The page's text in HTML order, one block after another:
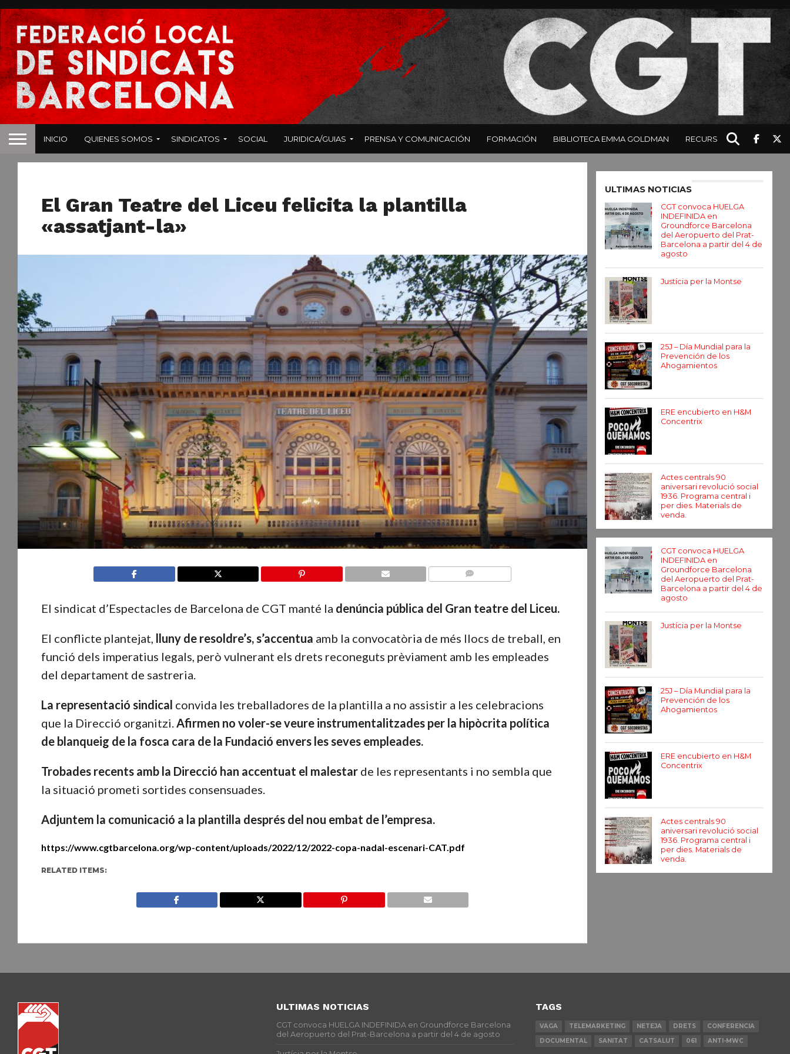
INICIO QUIENES SOMOS SINDICATOS SOCIAL JURIDICA/GUIAS PRENSA Y COMUNICACIÓN FORMACIÓN BIBLIOTECA EMMA GOLDMAN RECURSOS
El Gran Teatre del Liceu felicita la plantilla
«assatjant-la»
El sindicat d’Espectacles de Barcelona de CGT manté la denúncia pública del Gran teatre del Liceu.
El conflicte plantejat, lluny de resoldre’s, s’accentua amb la convocatòria de més llocs de treball, en
funció dels imperatius legals, però vulnerant els drets reconeguts prèviament amb les empleades
del departament de sastreria.
La representació sindical convida les treballadores de la plantilla a no assistir a les celebracions
que la Direcció organitzi.Afirmen no voler-se veure instrumentalitzades per la hipòcrita política
de blanqueig de la fosca cara de la Fundació envers les seves empleades.
Trobades recents amb la Direcció han accentuat el malestar de les representants i no sembla que
la situació prometi sortides consensuades.
Adjuntem la comunicació a la plantilla després del nou embat de l’empresa.
https://www.cgtbarcelona.org/wp-content/uploads/2022/12/2022-copa-nadal-escenari-CAT.pdf
RELATED ITEMS:
ULTIMAS NOTICIAS
CGT convoca HUELGA
INDEFINIDA en
Groundforce Barcelona
del Aeropuerto del Prat-
Barcelona a partir del 4 de
agosto
Justícia per la Montse
25J – Día Mundial para la
Prevención de los
Ahogamientos
ERE encubierto en H&M
Concentrix
Actes centrals 90
aniversari revolució social
1936. Programa central i
per dies. Materials de
venda.
CGT convoca HUELGA
INDEFINIDA en
Groundforce Barcelona
del Aeropuerto del Prat-
Barcelona a partir del 4 de
agosto
Justícia per la Montse
25J – Día Mundial para la
Prevención de los
Ahogamientos
ERE encubierto en H&M
Concentrix
Actes centrals 90
aniversari revolució social
1936. Programa central i
per dies. Materials de
venda.
ULTIMAS NOTICIAS
CGT convoca HUELGA INDEFINIDA en Groundforce Barcelona
del Aeropuerto del Prat-Barcelona a partir del 4 de agosto
TAGS
VAGA TELEMARKETING NETEJA DRETS
CONFERENCIA
DOCUMENTAL
SANITAT CATSALUT 061 ANTI-MWC